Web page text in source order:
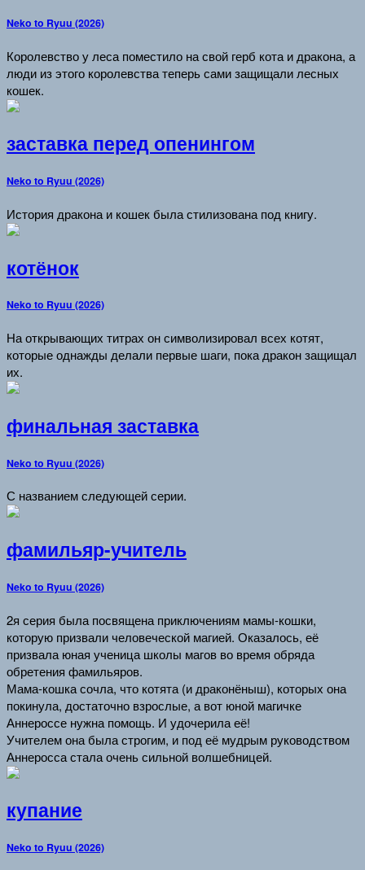
Neko to Ryuu (2026)
Королевство у леса поместило на свой герб кота и дракона, а
люди из этого королевства теперь сами защищали лесных
кошек.
заставка перед опенингом
Neko to Ryuu (2026)
История дракона и кошек была стилизована под книгу.
котёнок
Neko to Ryuu (2026)
На открывающих титрах он символизировал всех котят,
которые однажды делали первые шаги, пока дракон защищал
их.
финальная заставка
Neko to Ryuu (2026)
С названием следующей серии.
фамильяр-учитель
Neko to Ryuu (2026)
2я серия была посвящена приключениям мамы-кошки,
которую призвали человеческой магией. Оказалось, её
призвала юная ученица школы магов во время обряда
обретения фамильяров.
Мама-кошка сочла, что котята (и драконёныш), которых она
покинула, достаточно взрослые, а вот юной магичке
Аннероссе нужна помощь. И удочерила её!
Учителем она была строгим, и под её мудрым руководством
Аннеросса стала очень сильной волшебницей.
купание
Neko to Ryuu (2026)